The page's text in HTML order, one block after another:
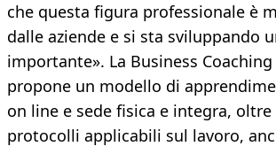
che questa figura professionale è
dalle aziende e si sta sviluppando
importante». La Business
propone un modello di
on line e sede fisica e integra, oltre
protocolli applicabili sul lavoro,